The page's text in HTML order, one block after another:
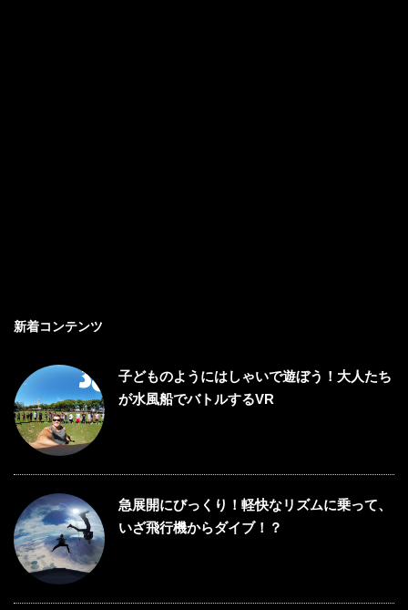
新着コンテンツ
子どものようにはしゃいで遊ぼう！大人たち
が水風船でバトルするVR
急展開にびっくり！軽快なリズムに乗って、
いざ飛行機からダイブ！？